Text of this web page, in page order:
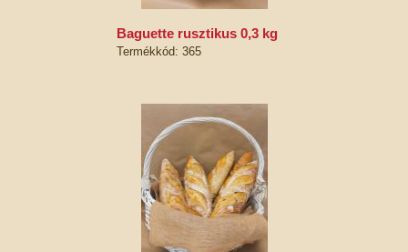
baguette rusztikus 0,3 kg
Termékkód: 365